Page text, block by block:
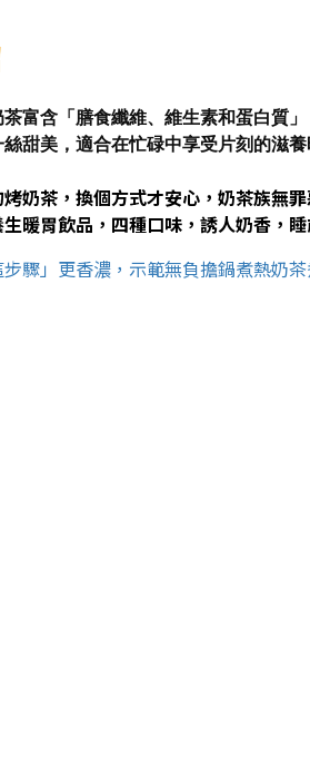
富含「膳食纖維、維生素和蛋白質
甜美，適合在忙碌中享受片刻的滋
奶茶，換個方式才安心，奶茶族無
暖胃飲品，四種口味，誘人奶香，
步驟」更香濃，示範無負擔鍋煮熱奶